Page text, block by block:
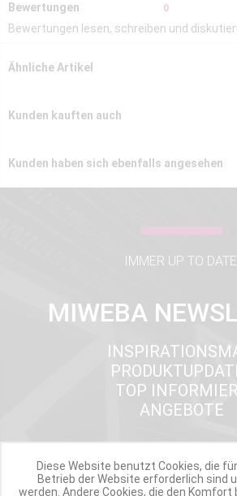
Bewertungen 0
Bewertungen lesen, schreiben und
Ähnliche Artikel
Kunden kauften auch
Kunden haben sich ebenfalls angesehen
IMMER UP TO
MIWEBA
TOP
ANGEBOTE
Werde Teil der Miweba
Diese Website benutzt Cookies, die
Betrieb der Website erforderlich sind
werden. Andere Cookies, die den